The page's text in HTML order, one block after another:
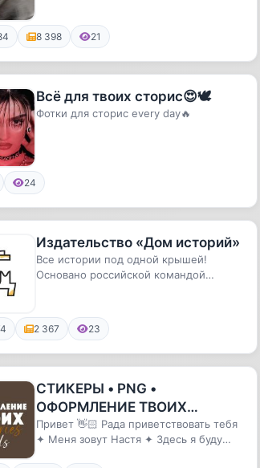
8 398 21
Всё для твоих сторис😍🕊
Фотки для сторис every day🔥
24
Издательство «Дом историй»
Все истории под одной крышей!
Основано российской командой
2 367 23
СТИКЕРЫ • PNG •
ОФОРМЛЕНИЕ ТВОИХ
STORIES
Привет 👋🏻 Рада приветствовать тебя
✦ Меня зовут Настя ✦ Здесь я буду